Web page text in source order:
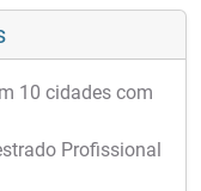
10 cidades com
Profissional